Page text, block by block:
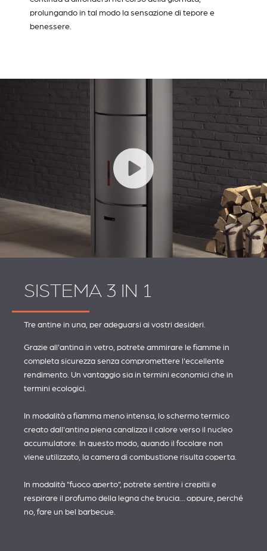
prolungando in tal modo la sensazione di tepore e
benessere.
SISTEMA 3 IN 1
Tre antine in una, per adeguarsi ai vostri desideri.
Grazie all'antina in vetro, potrete ammirare le fiamme in
completa sicurezza senza compromettere l'eccellente
rendimento. Un vantaggio sia in termini economici che in
termini ecologici.
In modalità a fiamma meno intensa, lo schermo termico
creato dall'antina piena canalizza il calore verso il nucleo
accumulatore. In questo modo, quando il focolare non
viene utilizzato, la camera di combustione risulta coperta.
In modalità "fuoco aperto", potrete sentire i crepitii e
respirare il profumo della legna che brucia… oppure, perché
no, fare un bel barbecue.